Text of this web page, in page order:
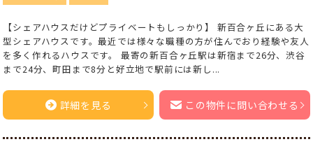
【シェアハウスだけどプライベートもしっかり】 新百合ヶ丘にある大
型シェアハウスです。最近では様々な職種の方が住んでおり経験や友人
を多く作れるハウスです。 最寄の新百合ヶ丘駅は新宿まで26分、渋谷
まで24分、町田まで8分と好立地で駅前には新し...
詳細を見る この物件に問い合わせる